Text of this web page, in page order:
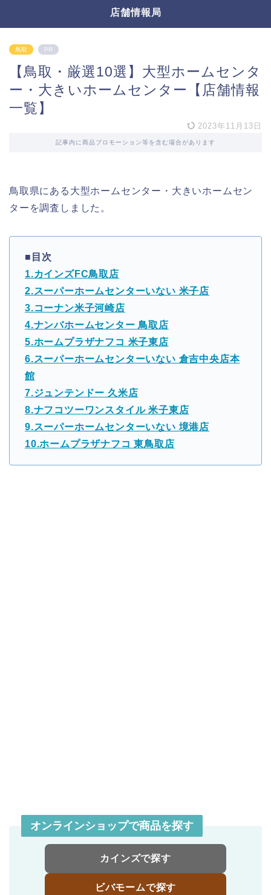
店舗情報局
鳥取 PR
【鳥取・厳選10選】大型ホームセンタ
ー・大きいホームセンター【店舗情報
一覧】
2023年11月13日
記事内に商品プロモーション等を含む場合があります
鳥取県にある大型ホームセンター・大きいホームセン
ターを調査しました。
■目次
1.カインズFC鳥取店
2.スーパーホームセンターいない 米子店
3.コーナン米子河崎店
4.ナンバホームセンター 鳥取店
5.ホームプラザナフコ 米子東店
6.スーパーホームセンターいない 倉吉中央店本
館
7.ジュンテンドー 久米店
8.ナフコツーワンスタイル 米子東店
9.スーパーホームセンターいない 境港店
10.ホームプラザナフコ 東鳥取店
オンラインショップで商品を探す
カインズで探す
ビバモームで探す